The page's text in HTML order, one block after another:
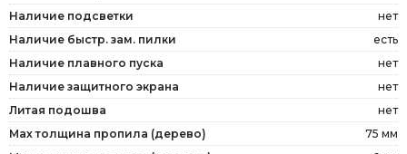
Наличие подсветки
нет
Наличие быстр. зам. пилки
есть
Наличие плавного пуска
нет
Наличие защитного экрана
нет
Литая подошва
нет
Мах толщина пропила (дерево)
75 мм